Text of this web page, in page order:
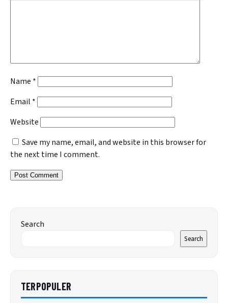
Name *
Email *
Website
Save my name, email, and website in this browser for
the next time I comment.
Search
Search
TERPOPULER